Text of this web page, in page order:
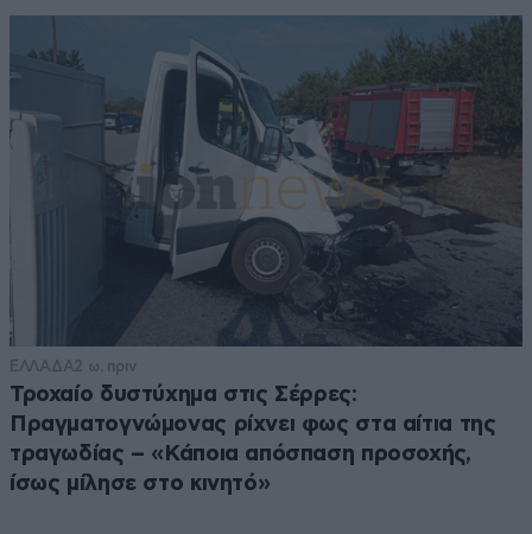
ΕΛΛΑΔΑ2 ω. πριν
Τροχαίο δυστύχημα στις Σέρρες:
Πραγματογνώμονας ρίχνει φως στα αίτια της
τραγωδίας – «Κάποια απόσπαση προσοχής,
ίσως μίλησε στο κινητό»